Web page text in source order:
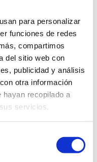
para personalizar
funciones de redes
compartimos
del sitio web con
publicidad y análisis
otra información
hayan recopilado a
servicios.